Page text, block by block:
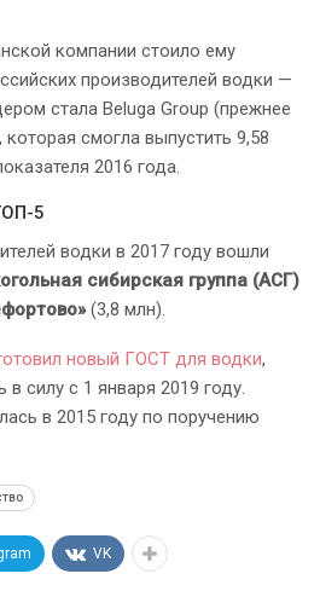
компании стоило ему
производителей водки —
стала Beluga Group (прежнее
смогла выпустить 9,58
2016 года.
5
водки в 2017 году вошли
сибирская группа (АСГ)
(3,8 млн).
новый ГОСТ для водки,
силу с 1 января 2019 году.
в 2015 году по поручению
VK